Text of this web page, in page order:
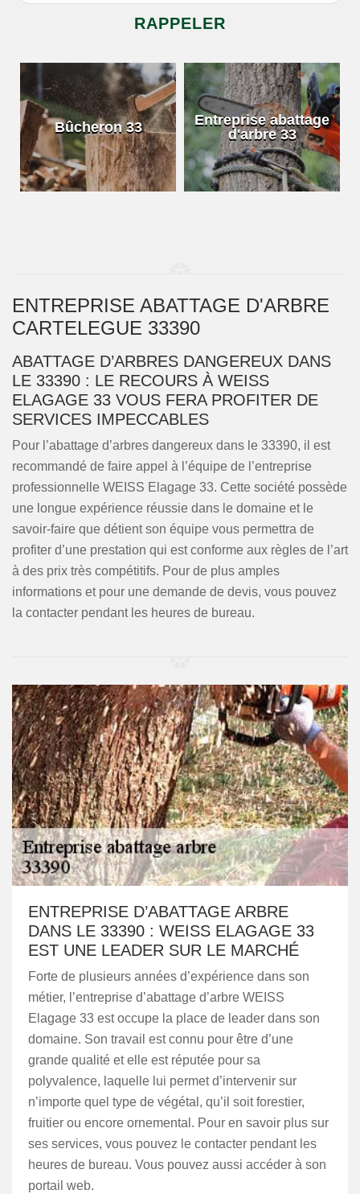
Bûcheron 33
Entreprise abattage
d'arbre 33
ENTREPRISE ABATTAGE D'ARBRE
CARTELEGUE 33390
ABATTAGE D’ARBRES DANGEREUX DANS
LE 33390 : LE RECOURS À WEISS
ELAGAGE 33 VOUS FERA PROFITER DE
SERVICES IMPECCABLES
Pour l’abattage d’arbres dangereux dans le 33390, il est
recommandé de faire appel à l’équipe de l’entreprise
professionnelle WEISS Elagage 33. Cette société possède
une longue expérience réussie dans le domaine et le
savoir-faire que détient son équipe vous permettra de
profiter d’une prestation qui est conforme aux règles de l’art
à des prix très compétitifs. Pour de plus amples
informations et pour une demande de devis, vous pouvez
la contacter pendant les heures de bureau.
ENTREPRISE D’ABATTAGE ARBRE
DANS LE 33390 : WEISS ELAGAGE 33
EST UNE LEADER SUR LE MARCHÉ
Forte de plusieurs années d’expérience dans son
métier, l’entreprise d’abattage d’arbre WEISS
Elagage 33 est occupe la place de leader dans son
domaine. Son travail est connu pour être d’une
grande qualité et elle est réputée pour sa
polyvalence, laquelle lui permet d’intervenir sur
n’importe quel type de végétal, qu’il soit forestier,
fruitier ou encore ornemental. Pour en savoir plus sur
ses services, vous pouvez le contacter pendant les
heures de bureau. Vous pouvez aussi accéder à son
portail web.